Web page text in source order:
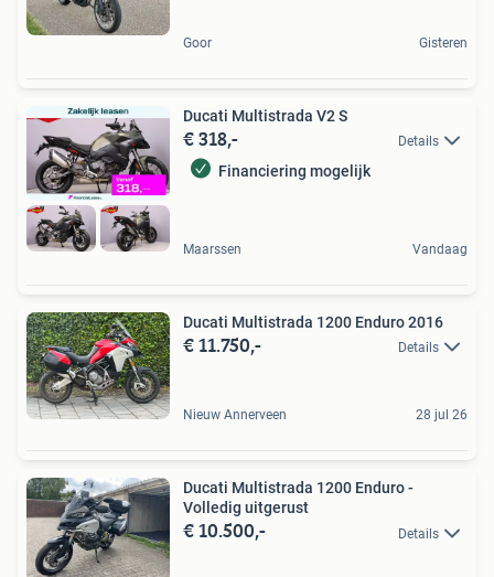
Goor Gisteren
Ducati Multistrada V2 S
€ 318,- Details
Financiering mogelijk
Maarssen Vandaag
Ducati Multistrada 1200 Enduro 2016
€ 11.750,- Details
Nieuw Annerveen 28 jul 26
Ducati Multistrada 1200 Enduro -
Volledig uitgerust
€ 10.500,- Details